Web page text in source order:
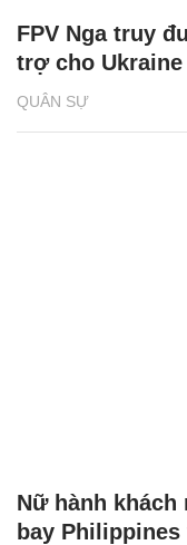
QUÂN SỰ
FPV Nga truy
trợ cho
Nữ hành
bay